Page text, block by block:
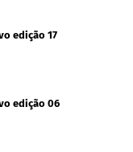
edição 17
edição 06